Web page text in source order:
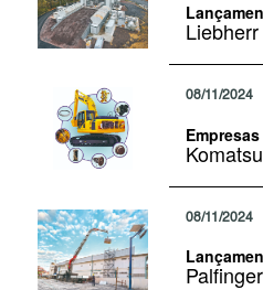
08/11/2024
Empresas
08/11/2024